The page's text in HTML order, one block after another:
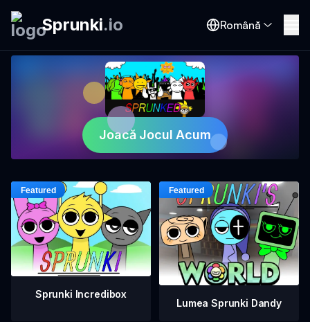
Sprunki.io Română
Joacă Jocul Acum
Sprunki Incredibox
Lumea Sprunki Dandy